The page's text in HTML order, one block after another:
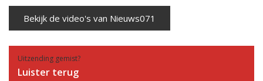
Bekijk de video's van Nieuws071
Uitzending gemist?
Luister terug